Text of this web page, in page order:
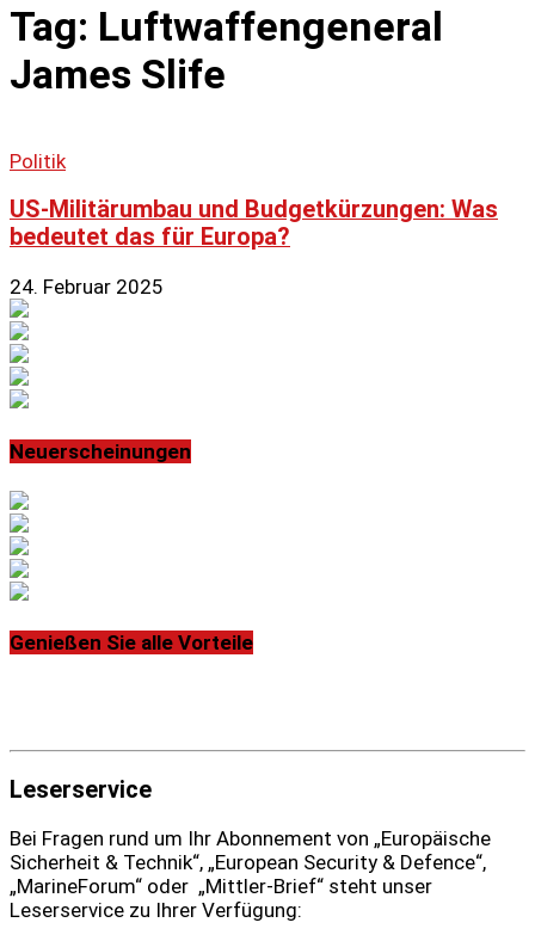
Tag: Luftwaffengeneral
James Slife
Politik
US-Militärumbau und Budgetkürzungen: Was
bedeutet das für Europa?
24. Februar 2025
Neuerscheinungen
Genießen Sie alle Vorteile
Leserservice
Bei Fragen rund um Ihr Abonnement von „Europäische
Sicherheit & Technik“, „European Security & Defence“,
„MarineForum“ oder „Mittler-Brief“ steht unser
Leserservice zu Ihrer Verfügung: